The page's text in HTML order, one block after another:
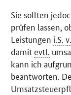
Sie sollten
prüfen lassen,
Leistungen i.S. v.
damit evtl.
kann ich
beantworten.